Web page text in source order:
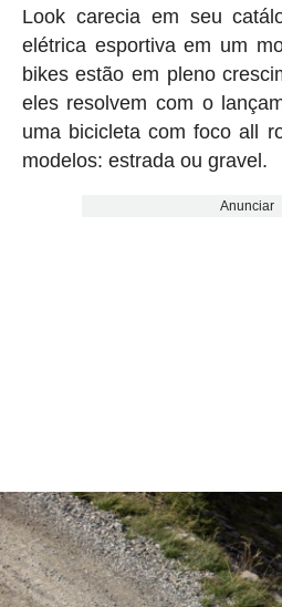
Look carecia em seu
elétrica esportiva em um
bikes estão em pleno
eles resolvem com o
uma bicicleta com foco all
modelos: estrada ou gravel.
Anunciar